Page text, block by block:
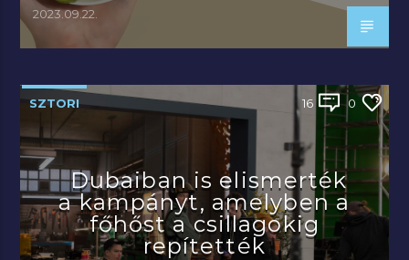
2023.09.22.
SZTORI 16 0
Dubaiban is elismerték
a kampányt, amelyben a
főhőst a csillagokig
repítették